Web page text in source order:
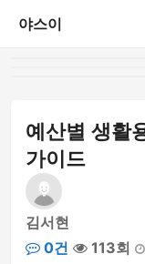
야스이
예산별 생활
가이드
김서현
0건
113회